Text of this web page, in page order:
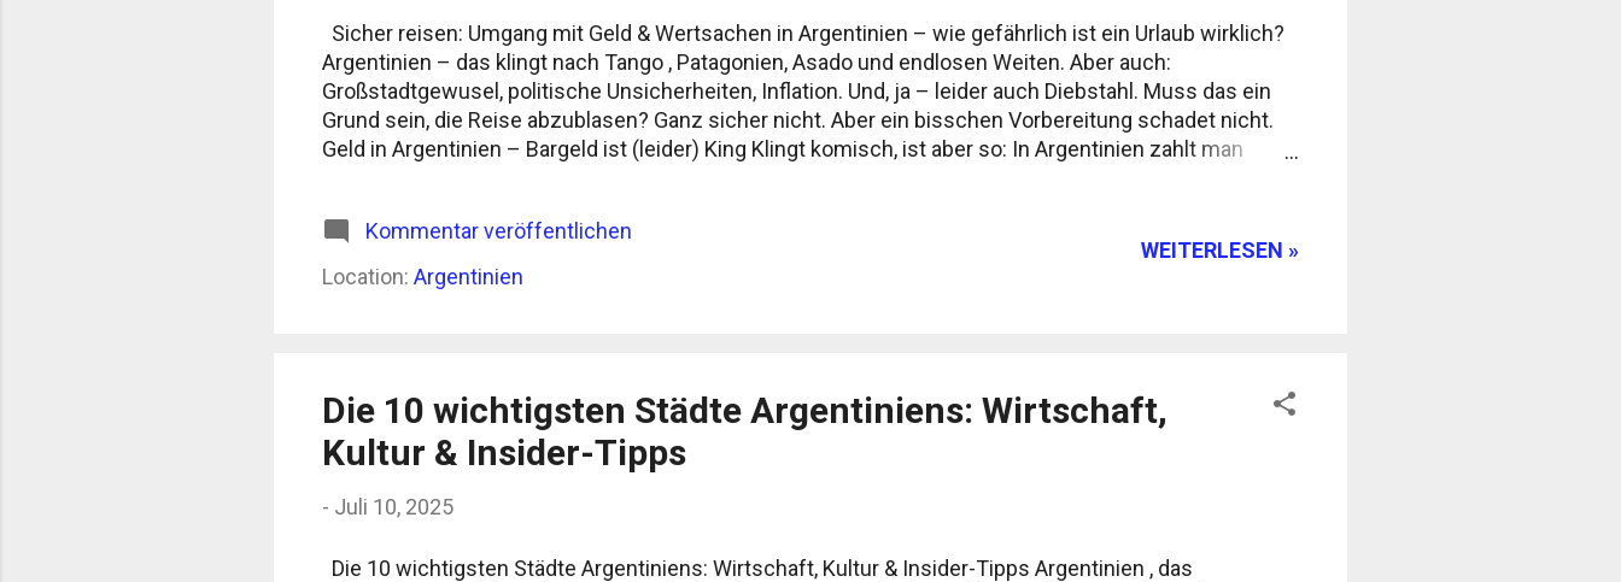
Sicher reisen: Umgang mit Geld & Wertsachen in Argentinien – wie gefährlich ist ein Urlaub wirklich?
Argentinien – das klingt nach Tango , Patagonien, Asado und endlosen Weiten. Aber auch:
Großstadtgewusel, politische Unsicherheiten, Inflation. Und, ja – leider auch Diebstahl. Muss das ein
Grund sein, die Reise abzublasen? Ganz sicher nicht. Aber ein bisschen Vorbereitung schadet nicht.
Geld in Argentinien – Bargeld ist (leider) King Klingt komisch, ist aber so: In Argentinien zahlt man
Geschäften ist bar angesagt. Hinzu kommt: Aufgrund der Wirtschaftslage gibt es inoffizielle
Wechselkurse, etwa den „Blue Dollar“. Offiziell bekommst du deutlich weniger Pesos pro Euro oder
Dollar. Wer clever (und legal!) reisen will, bringt Bargeld in US-Dollar mit und tauscht bei sogenannt...
Kommentar veröffentlichen
Location: Argentinien
WEITERLESEN »
Die 10 wichtigsten Städte Argentiniens: Wirtschaft,
Kultur & Insider-Tipps
- Juli 10, 2025
Die 10 wichtigsten Städte Argentiniens: Wirtschaft, Kultur & Insider-Tipps Argentinien , das